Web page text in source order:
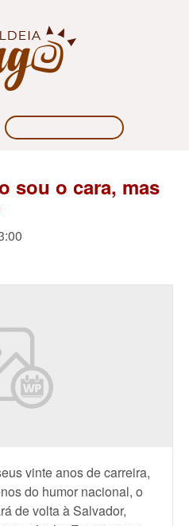
sou o cara, mas
vinte anos de carreira,
do humor nacional, o
de volta à Salvador,